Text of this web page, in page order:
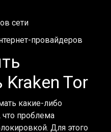
сети
провайдеров
Tor
какие-либо
что проблема
Для этого